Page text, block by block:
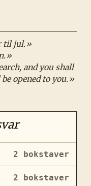
til jul.»
»
and you shall
opened to you.»
2 bokstaver
2 bokstaver